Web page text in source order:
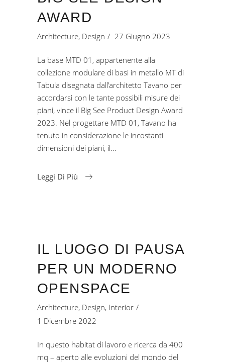
AWARD
Architecture, Design 27 Giugno 2023
La base MTD 01, appartenente alla
collezione modulare di basi in metallo MT di
Tabula disegnata dall’architetto Tavano per
accordarsi con le tante possibili misure dei
piani, vince il Big See Product Design Award
2023. Nel progettare MTD 01, Tavano ha
tenuto in considerazione le incostanti
dimensioni dei piani, il
Leggi Di Più
IL LUOGO DI PAUSA
PER UN MODERNO
OPENSPACE
Architecture, Design, Interior
1 Dicembre 2022
In questo habitat di lavoro e ricerca da 400
mq – aperto alle evoluzioni del mondo del